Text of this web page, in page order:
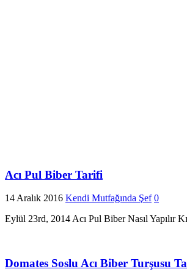
Acı Pul Biber Tarifi
14 Aralık 2016 Kendi Mutfağında Şef 0
Eylül 23rd, 2014 Acı Pul Biber Nasıl Yapılır
Domates Soslu Acı Biber Turşusu